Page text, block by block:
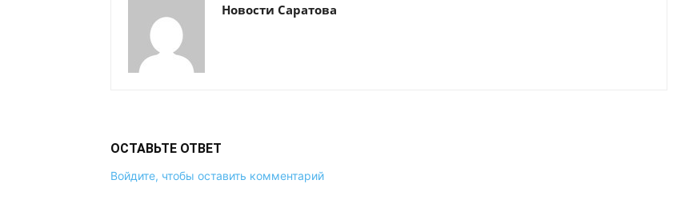
Новости Саратова
ОСТАВЬТЕ ОТВЕТ
Войдите, чтобы оставить комментарий